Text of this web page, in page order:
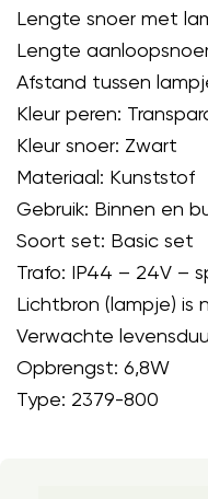
Lengte snoer met
Lengte
Afstand tussen
Kleur peren:
Kleur snoer: Zwart
Materiaal: Kunststof
Gebruik: Binnen en
Soort set: Basic set
Trafo: IP44 – 24V –
Lichtbron (lampje) is
Verwachte
Opbrengst: 6,8W
Type: 2379-800